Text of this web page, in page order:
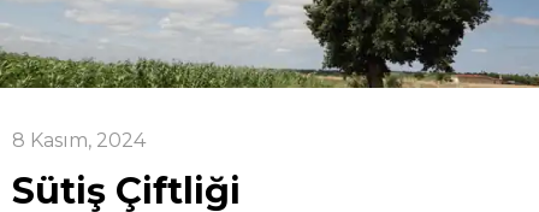
8 Kasım, 2024
Sütiş Çiftliği